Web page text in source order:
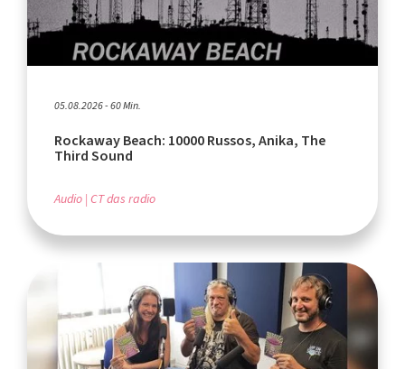
05.08.2026 - 60 Min.
Rockaway Beach: 10000 Russos, Anika, The
Third Sound
Audio CT das radio